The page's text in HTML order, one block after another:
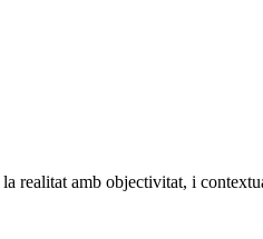
realitat amb objectivitat, i